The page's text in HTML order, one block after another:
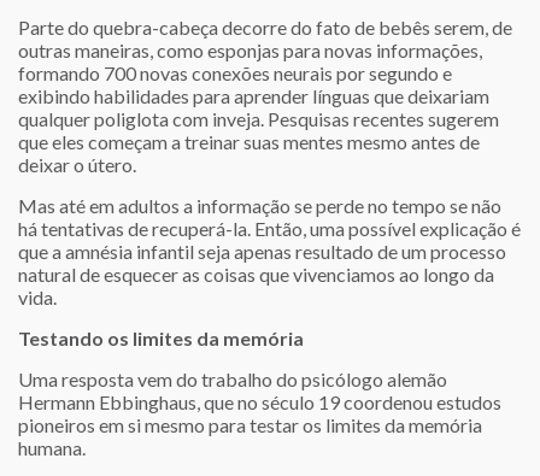
Parte do quebra-cabeça decorre do fato de bebês serem, de
outras maneiras, como esponjas para novas informações,
formando 700 novas conexões neurais por segundo e
exibindo habilidades para aprender línguas que deixariam
qualquer poliglota com inveja. Pesquisas recentes sugerem
que eles começam a treinar suas mentes mesmo antes de
deixar o útero.
Mas até em adultos a informação se perde no tempo se não
há tentativas de recuperá-la. Então, uma possível explicação é
que a amnésia infantil seja apenas resultado de um processo
natural de esquecer as coisas que vivenciamos ao longo da
vida.
Testando os limites da memória
Uma resposta vem do trabalho do psicólogo alemão
Hermann Ebbinghaus, que no século 19 coordenou estudos
pioneiros em si mesmo para testar os limites da memória
humana.